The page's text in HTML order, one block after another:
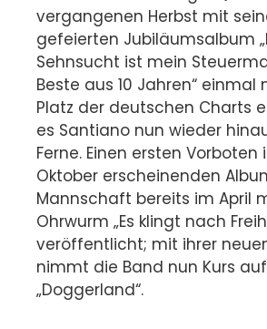
vergangenen Herbst mit
gefeierten Jubiläumsalbum
Sehnsucht ist mein
Beste aus 10 Jahren“ einmal
Platz der deutschen Charts
es Santiano nun wieder
Ferne. Einen ersten Vorboten
Oktober erscheinenden
Mannschaft bereits im April
Ohrwurm „Es klingt nach
veröffentlicht; mit ihrer
nimmt die Band nun Kurs auf
„Doggerland“.